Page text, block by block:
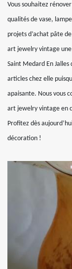
Vous souhaitez
qualités de vase,
projets d’achat pâte
art jewelry vintage
Saint Medard En Jalles
articles chez elle
apaisante. Nous vous
art jewelry vintage en
Profitez dès
décoration !